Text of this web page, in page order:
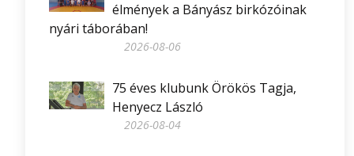
élmények a Bányász birkózóinak
nyári táborában!
2026-08-06
75 éves klubunk Örökös Tagja,
Henyecz László
2026-08-04